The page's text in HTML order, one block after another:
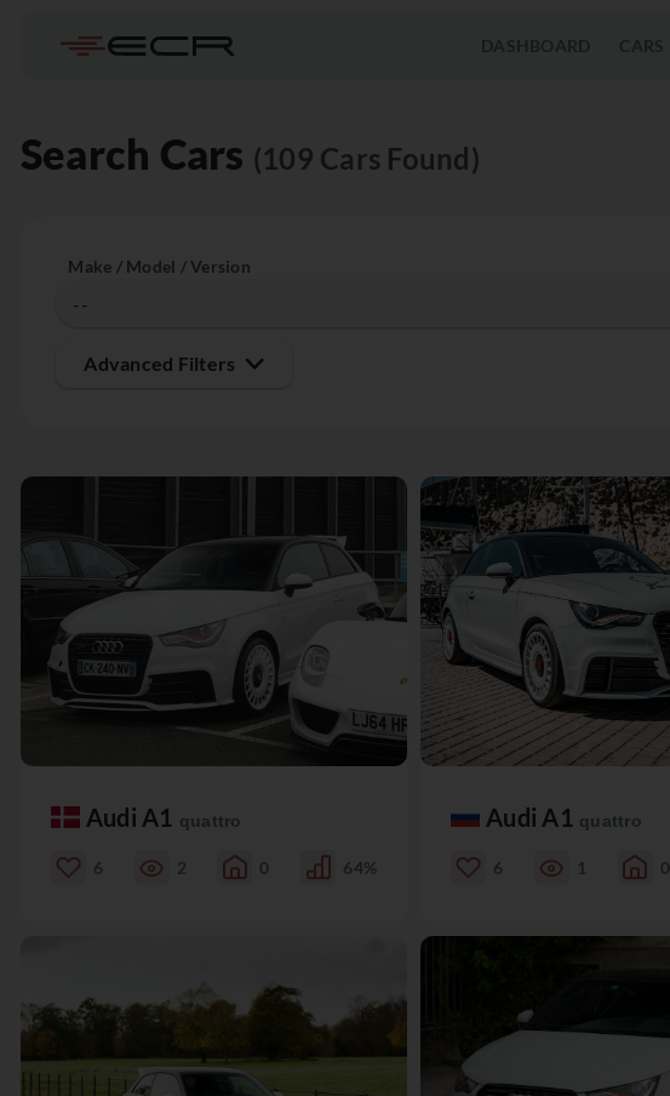
DASHBOARD CARS
Search Cars (109 Cars Found)
Make / Model / Version
Advanced Filters
Audi A1 quattro
6 2 0 64%
Audi A1 quattro
6 1 0